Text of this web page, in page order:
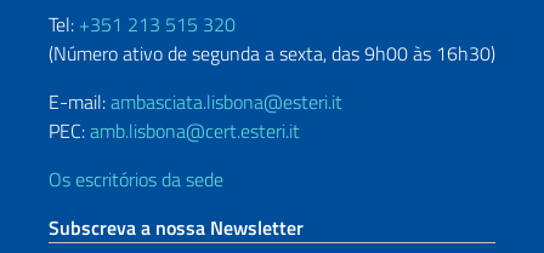
Tel: +351 213 515 320
(Número ativo de segunda a sexta, das 9h00 às 16h30)
E-mail:ambasciata.lisbona@esteri.it
PEC:amb.lisbona@cert.esteri.it
Os escritórios da sede
Subscreva a nossa Newsletter